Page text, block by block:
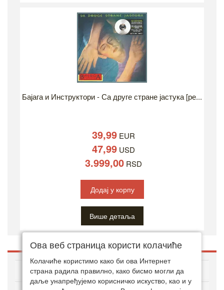
Бајага и Инструктори - Са друге стране јастука [ре...
39,99EUR
47,99USD
3.999,00RSD
Додај у корпу
Више детаља
O ДВД ЗОНИ
Ова веб страница користи колачиће
Колачиће користимо како би ова Интернет
страна радила правилно, како бисмо могли да
даље унапређујемо корисничко искуство, као и у